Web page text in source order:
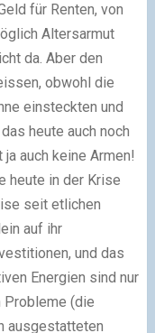
für Renten, von
Altersarmut
da. Aber den
obwohl die
einsteckten und
heute auch noch
auch keine Armen!
heute in der Krise
seit etlichen
auf ihr
und das
Energien sind nur
Probleme (die
ausgestatteten